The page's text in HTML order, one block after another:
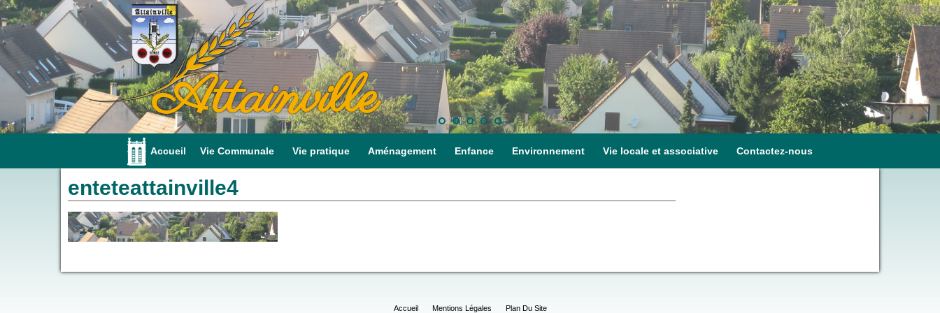
Attainville
Accueil Vie Communale Vie pratique Aménagement Enfance Environnement Vie locale et associative Contactez-nous
enteteattainville4
Accueil Mentions Légales Plan Du Site